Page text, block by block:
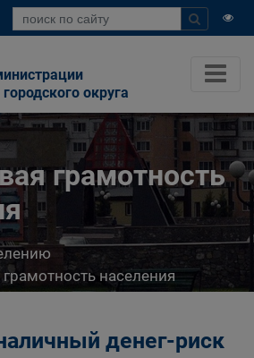
округа
грамотность
населения
денег-риск